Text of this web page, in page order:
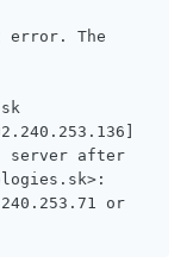
error. The